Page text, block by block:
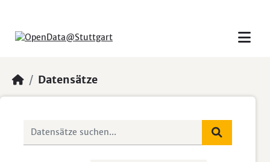
Datensätze